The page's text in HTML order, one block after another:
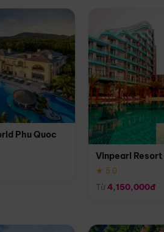
Phu Quoc
Vinpearl Resort
★ 5.0
Từ4,150,000đ